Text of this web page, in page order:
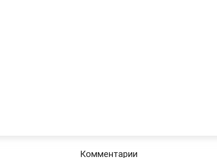
Комментарии